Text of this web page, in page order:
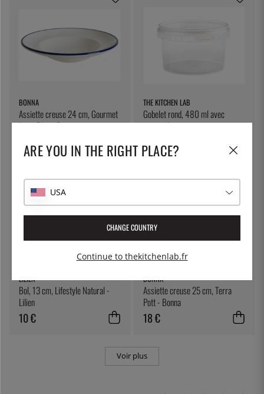
BONNA
Assiette creuse 24 cm, Gourmet
Linea Blue - Bonna
14 €
THE KITCHEN LAB
Gobelet rond, 480 ml avec
couvercle
1 €
LILIEN
Bol, 13 cm, Lifestyle Natural -
Lilien
10 €
BONNA
Assiette creuse 25 cm, Terra
Pott - Bonna
18 €
Voir plus
ARE YOU IN THE RIGHT PLACE?
USA
CHANGE COUNTRY
Continue to thekitchenlab.fr